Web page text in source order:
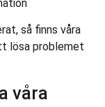
så finns våra
lösa problemet
våra